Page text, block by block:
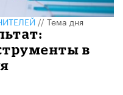
//Тема дня
в